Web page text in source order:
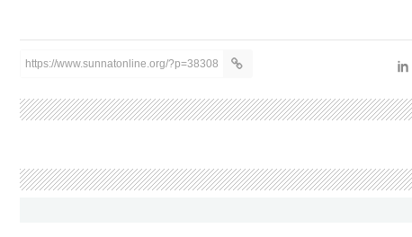
https://www.sunnatonline.org/?p=38308